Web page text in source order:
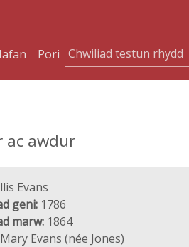
Pori
ac awdur
Evans
geni: 1786
marw: 1864
Mary Evans (née Jones)